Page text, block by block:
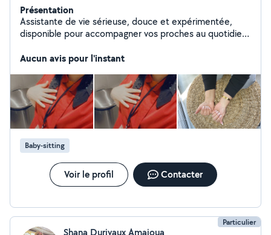
Présentation
Assistante de vie sérieuse, douce et expérimentée,
disponible pour accompagner vos proches au quotidien
des enfants à domicile,j'ai de l'expérience avec les
Aucun avis pour l'instant
Baby-sitting
Voir le profil Contacter
Particulier
Shana Durivaux Amaioua